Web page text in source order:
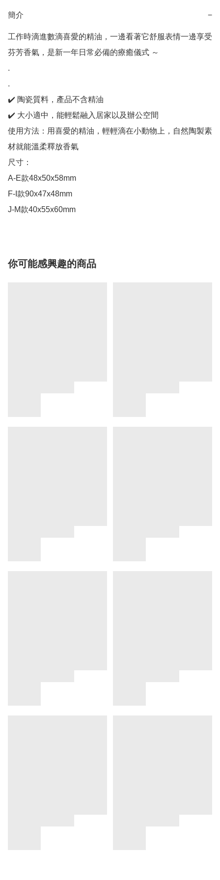
簡介 −
工作時滴進數滴喜愛的精油，一邊看著它舒服表情一邊享受
芬芳香氣，是新一年日常必備的療癒儀式 ～
.
.
✔️ 陶瓷質料，產品不含精油
✔️ 大小適中，能輕鬆融入居家以及辦公空間
使用方法：用喜愛的精油，輕輕滴在小動物上，自然陶製素
材就能溫柔釋放香氣
尺寸：
A-E款48x50x58mm
F-I款90x47x48mm
J-M款40x55x60mm
你可能感興趣的商品